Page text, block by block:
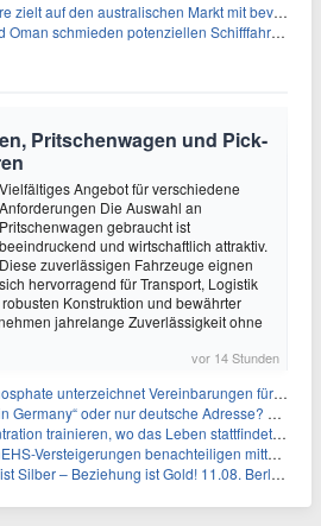
auf den australischen Markt mit bevorstehendem Sekundärlisting
schmieden potenziellen Schifffahrtsvertrag im Hormuskanal
Pritschenwagen und Pick-
Vielfältiges Angebot für verschiedene
Anforderungen Die Auswahl an
Pritschenwagen gebraucht ist
beeindruckend und wirtschaftlich attraktiv.
Diese zuverlässigen Fahrzeuge eignen
sich hervorragend für Transport, Logistik
Konstruktion und bewährter
jahrelange Zuverlässigkeit ohne
vor 14 Stunden
für nicht zu refundierende Zuwendungen in Höhe von 4,84 Mio. $ von der kanadischen Regierung für Straßeninfrastruktur und Stromübertragungsleitungen
oder nur deutsche Adresse? So erkennen Sie, wo Ihre Leiterplatten wirklich gefertigt werden
wo das Leben stattfindet: Mobile EEG-Technologie bringt Neurofeedback in den Alltag
Versteigerungen benachteiligen mittelständische Unternehmen
– Beziehung ist Gold! 11.08. Berlin – 18:30 Uhr